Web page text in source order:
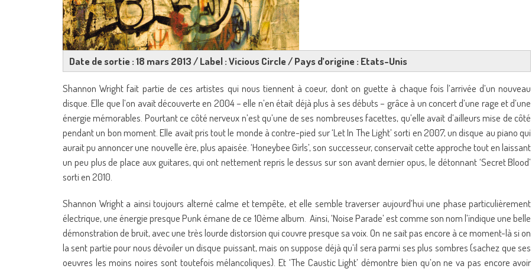
Date de sortie : 18 mars 2013 / Label : Vicious Circle / Pays d’origine : Etats-Unis
Shannon Wright fait partie de ces artistes qui nous tiennent à coeur, dont on guette à chaque fois l’arrivée d’un nouveau
disque. Elle que l’on avait découverte en 2004 – elle n’en était déjà plus à ses débuts – grâce à un concert d’une rage et d’une
énergie mémorables. Pourtant ce côté nerveux n’est qu’une de ses nombreuses facettes, qu’elle avait d’ailleurs mise de côté
pendant un bon moment. Elle avait pris tout le monde à contre-pied sur ‘Let In The Light’ sorti en 2007, un disque au piano qui
aurait pu annoncer une nouvelle ère, plus apaisée. ‘Honeybee Girls’, son successeur, conservait cette approche tout en laissant
un peu plus de place aux guitares, qui ont nettement repris le dessus sur son avant dernier opus, le détonnant ‘Secret Blood’
sorti en 2010.
Shannon Wright a ainsi toujours alterné calme et tempête, et elle semble traverser aujourd’hui une phase particulièrement
électrique, une énergie presque Punk émane de ce 10ème album. Ainsi, ‘Noise Parade’ est comme son nom l’indique une belle
démonstration de bruit, avec une très lourde distorsion qui couvre presque sa voix. On ne sait pas encore à ce moment-là si on
la sent partie pour nous dévoiler un disque puissant, mais on suppose déjà qu’il sera parmi ses plus sombres (sachez que ses
oeuvres les moins noires sont toutefois mélancoliques). Et ‘The Caustic Light’ démontre bien qu’on ne va pas encore avoir